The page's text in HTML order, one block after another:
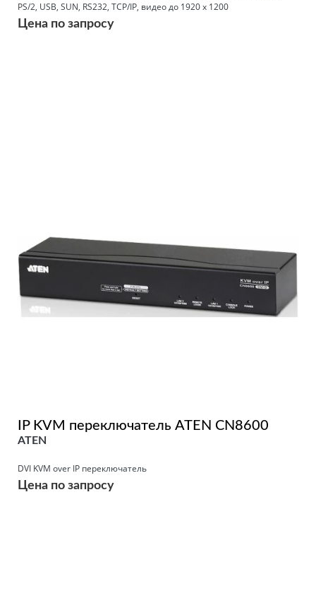
PS/2, USB, SUN, RS232, TCP/IP, видео до 1920 х 1200
Цена по запросу
IP KVM переключатель ATEN CN8600
ATEN
DVI KVM over IP переключатель
Цена по запросу